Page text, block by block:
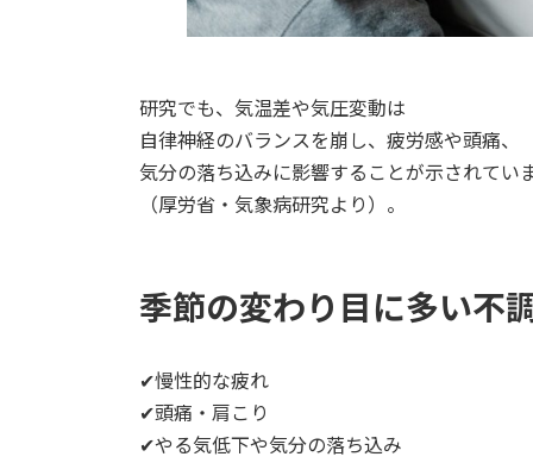
研究でも、気温差や気圧変動は
自律神経のバランスを崩し、疲労感や頭痛、
気分の落ち込みに影響することが示されてい
（厚労省・気象病研究より）。
季節の変わり目に多い不
✔︎慢性的な疲れ
✔︎頭痛・肩こり
✔︎やる気低下や気分の落ち込み